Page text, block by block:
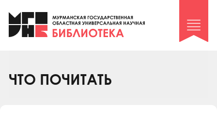
Клуб «Гиря и сельдерей»
Клуб «Семейный архив»
Коллегам
ЧТО ПОЧИТАТЬ